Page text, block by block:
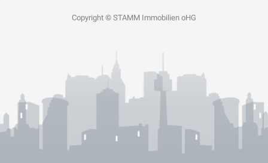
Copyright © STAMM Immobilien oHG